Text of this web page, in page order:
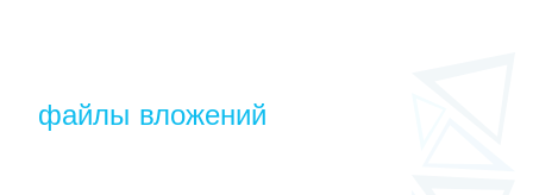
файлы вложений